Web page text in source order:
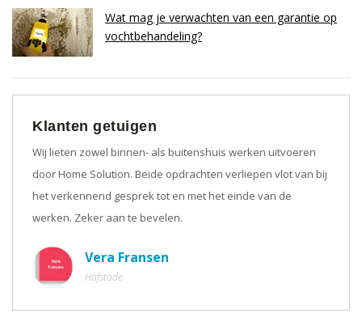
Wat mag je verwachten van een garantie op
vochtbehandeling?
Klanten getuigen
Wij lieten zowel binnen- als buitenshuis werken uitvoeren
door Home Solution. Beide opdrachten verliepen vlot van bij
het verkennend gesprek tot en met het einde van de
werken. Zeker aan te bevelen.
Vera Fransen
Hofstade